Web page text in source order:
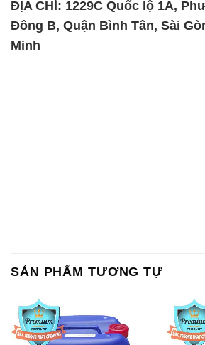
ĐỊA CHỈ: 1229C Quốc lộ 1A,
Đông B, Quận Bình Tân, Sài
Minh
SẢN PHẨM TƯƠNG TỰ